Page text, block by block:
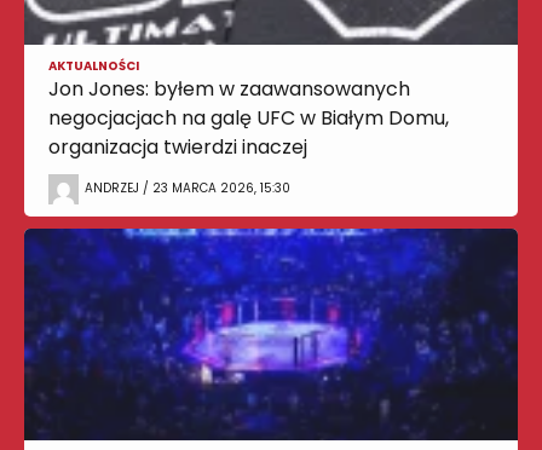
AKTUALNOŚCI
Jon Jones: byłem w zaawansowanych
negocjacjach na galę UFC w Białym Domu,
organizacja twierdzi inaczej
ANDRZEJ / 23 MARCA 2026, 15:30